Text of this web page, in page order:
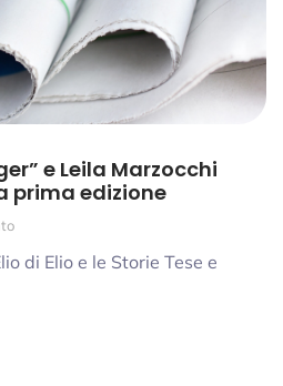
e Leila Marzocchi
prima edizione
di Elio e le Storie Tese e